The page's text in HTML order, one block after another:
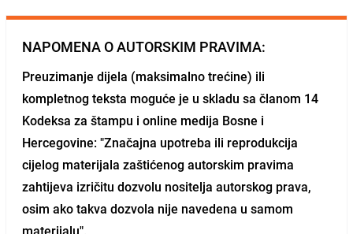
NAPOMENA O AUTORSKIM PRAVIMA:
Preuzimanje dijela (maksimalno trećine) ili
kompletnog teksta moguće je u skladu sa članom 14
Kodeksa za štampu i online medija Bosne i
Hercegovine: "Značajna upotreba ili reprodukcija
cijelog materijala zaštićenog autorskim pravima
zahtijeva izričitu dozvolu nositelja autorskog prava,
osim ako takva dozvola nije navedena u samom